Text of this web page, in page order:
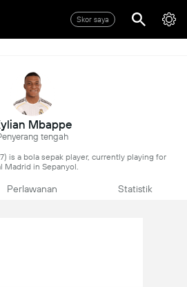
Skor saya
Mbappe
tengah
is a bola sepak player, currently playing for
Madrid in Sepanyol.
Perlawanan Statistik